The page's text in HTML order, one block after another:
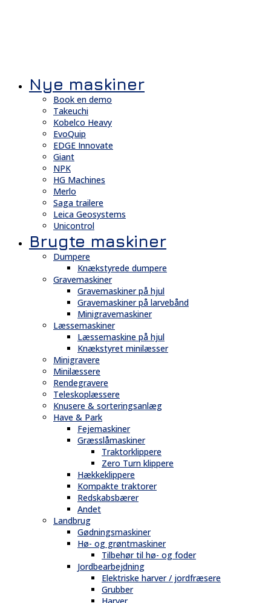
Nye maskiner
Book en demo
Takeuchi
Kobelco Heavy
EvoQuip
EDGE Innovate
Giant
NPK
HG Machines
Merlo
Saga trailere
Leica Geosystems
Unicontrol
Brugte maskiner
Dumpere
Knækstyrede dumpere
Gravemaskiner
Gravemaskiner på hjul
Gravemaskiner på larvebånd
Minigravemaskiner
Læssemaskiner
Læssemaskine på hjul
Knækstyret minilæsser
Minigravere
Minilæssere
Rendegravere
Teleskoplæssere
Knusere & sorteringsanlæg
Have & Park
Fejemaskiner
Græsslåmaskiner
Traktorklippere
Zero Turn klippere
Hækkeklippere
Kompakte traktorer
Redskabsbærer
Andet
Landbrug
Gødningsmaskiner
Hø- og grøntmaskiner
Tilbehør til hø- og foder
Jordbearbejdning
Elektriske harver / jordfræsere
Grubber